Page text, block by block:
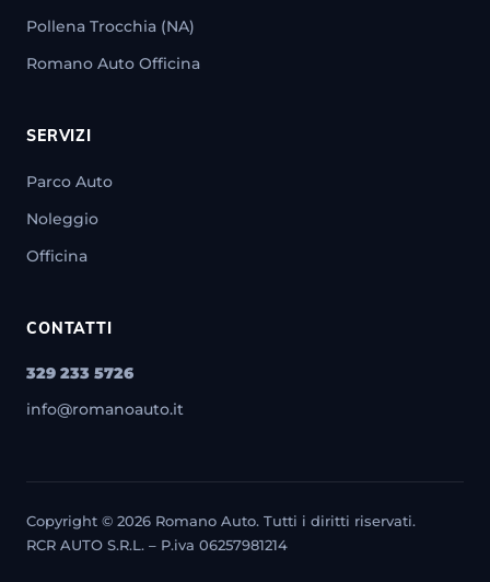
Pollena Trocchia (NA)
Romano Auto Officina
SERVIZI
Parco Auto
Noleggio
Officina
CONTATTI
329 233 5726
info@romanoauto.it
Copyright © 2026 Romano Auto. Tutti i diritti riservati.
RCR AUTO S.R.L. – P.iva 06257981214